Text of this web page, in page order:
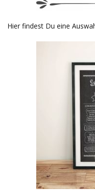
Hier findest Du eine